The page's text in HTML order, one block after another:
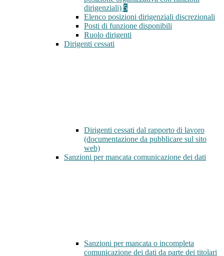
dirigenziali) 5
Elenco posizioni dirigenziali discrezionali
Posti di funzione disponibili
Ruolo dirigenti
Dirigenti cessati
Dirigenti cessati dal rapporto di lavoro
(documentazione da pubblicare sul sito
web)
Sanzioni per mancata comunicazione dei dati
Sanzioni per mancata o incompleta
comunicazione dei dati da parte dei titolari